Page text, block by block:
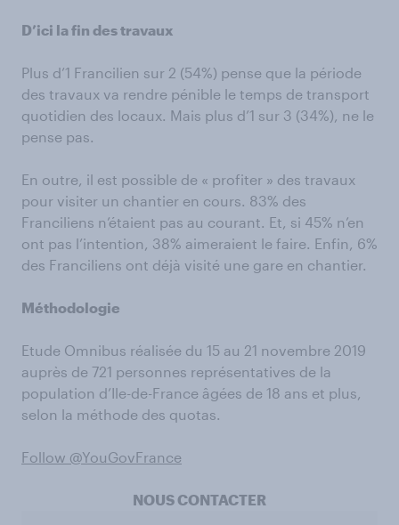
D’ici la fin des travaux
Plus d’1 Francilien sur 2 (54%) pense que la période
des travaux va rendre pénible le temps de transport
quotidien des locaux. Mais plus d’1 sur 3 (34%), ne le
pense pas.
En outre, il est possible de « profiter » des travaux
pour visiter un chantier en cours. 83% des
Franciliens n’étaient pas au courant. Et, si 45% n’en
ont pas l’intention, 38% aimeraient le faire. Enfin, 6%
des Franciliens ont déjà visité une gare en chantier.
Méthodologie
Etude Omnibus réalisée du 15 au 21 novembre 2019
auprès de 721 personnes représentatives de la
population d’Ile-de-France âgées de 18 ans et plus,
selon la méthode des quotas.
Follow @YouGovFrance
NOUS CONTACTER